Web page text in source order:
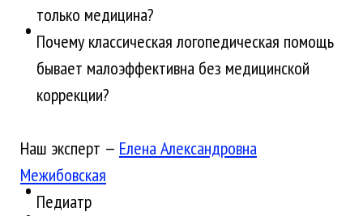
только медицина?
Почему классическая логопедическая помощь
бывает малоэффективна без медицинской
коррекции?
Наш эксперт — Елена Александровна
Межибовская
Педиатр